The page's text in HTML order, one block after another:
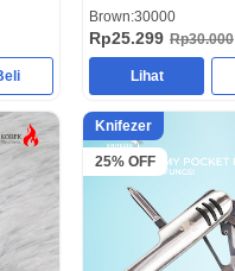
Brown:30000
Rp25.299 Rp30.000
Lihat
Knifezer
25% OFF